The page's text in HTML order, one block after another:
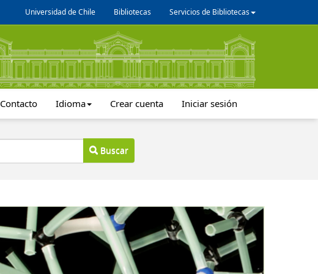
Universidad de Chile Bibliotecas Servicios de Bibliotecas
Contacto Idioma Crear cuenta Iniciar sesión
Buscar